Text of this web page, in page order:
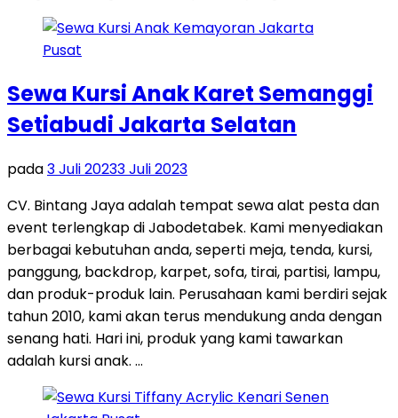
Sewa Kursi Anak Karet Semanggi
Setiabudi Jakarta Selatan
pada3 Juli 20233 Juli 2023
CV. Bintang Jaya adalah tempat sewa alat pesta dan
event terlengkap di Jabodetabek. Kami menyediakan
berbagai kebutuhan anda, seperti meja, tenda, kursi,
panggung, backdrop, karpet, sofa, tirai, partisi, lampu,
dan produk-produk lain. Perusahaan kami berdiri sejak
tahun 2010, kami akan terus mendukung anda dengan
senang hati. Hari ini, produk yang kami tawarkan
adalah kursi anak. …